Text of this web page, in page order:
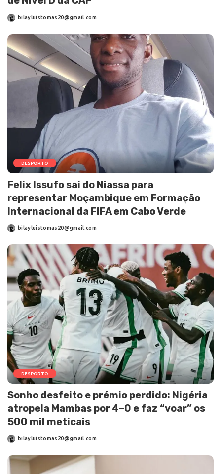
bilayluistomas20@gmail.com
DESPORTO
Felix Issufo sai do Niassa para
representar Moçambique em Formação
Internacional da FIFA em Cabo Verde
bilayluistomas20@gmail.com
DESPORTO
Sonho desfeito e prémio perdido: Nigéria
atropela Mambas por 4–0 e faz “voar” os
500 mil meticais
bilayluistomas20@gmail.com